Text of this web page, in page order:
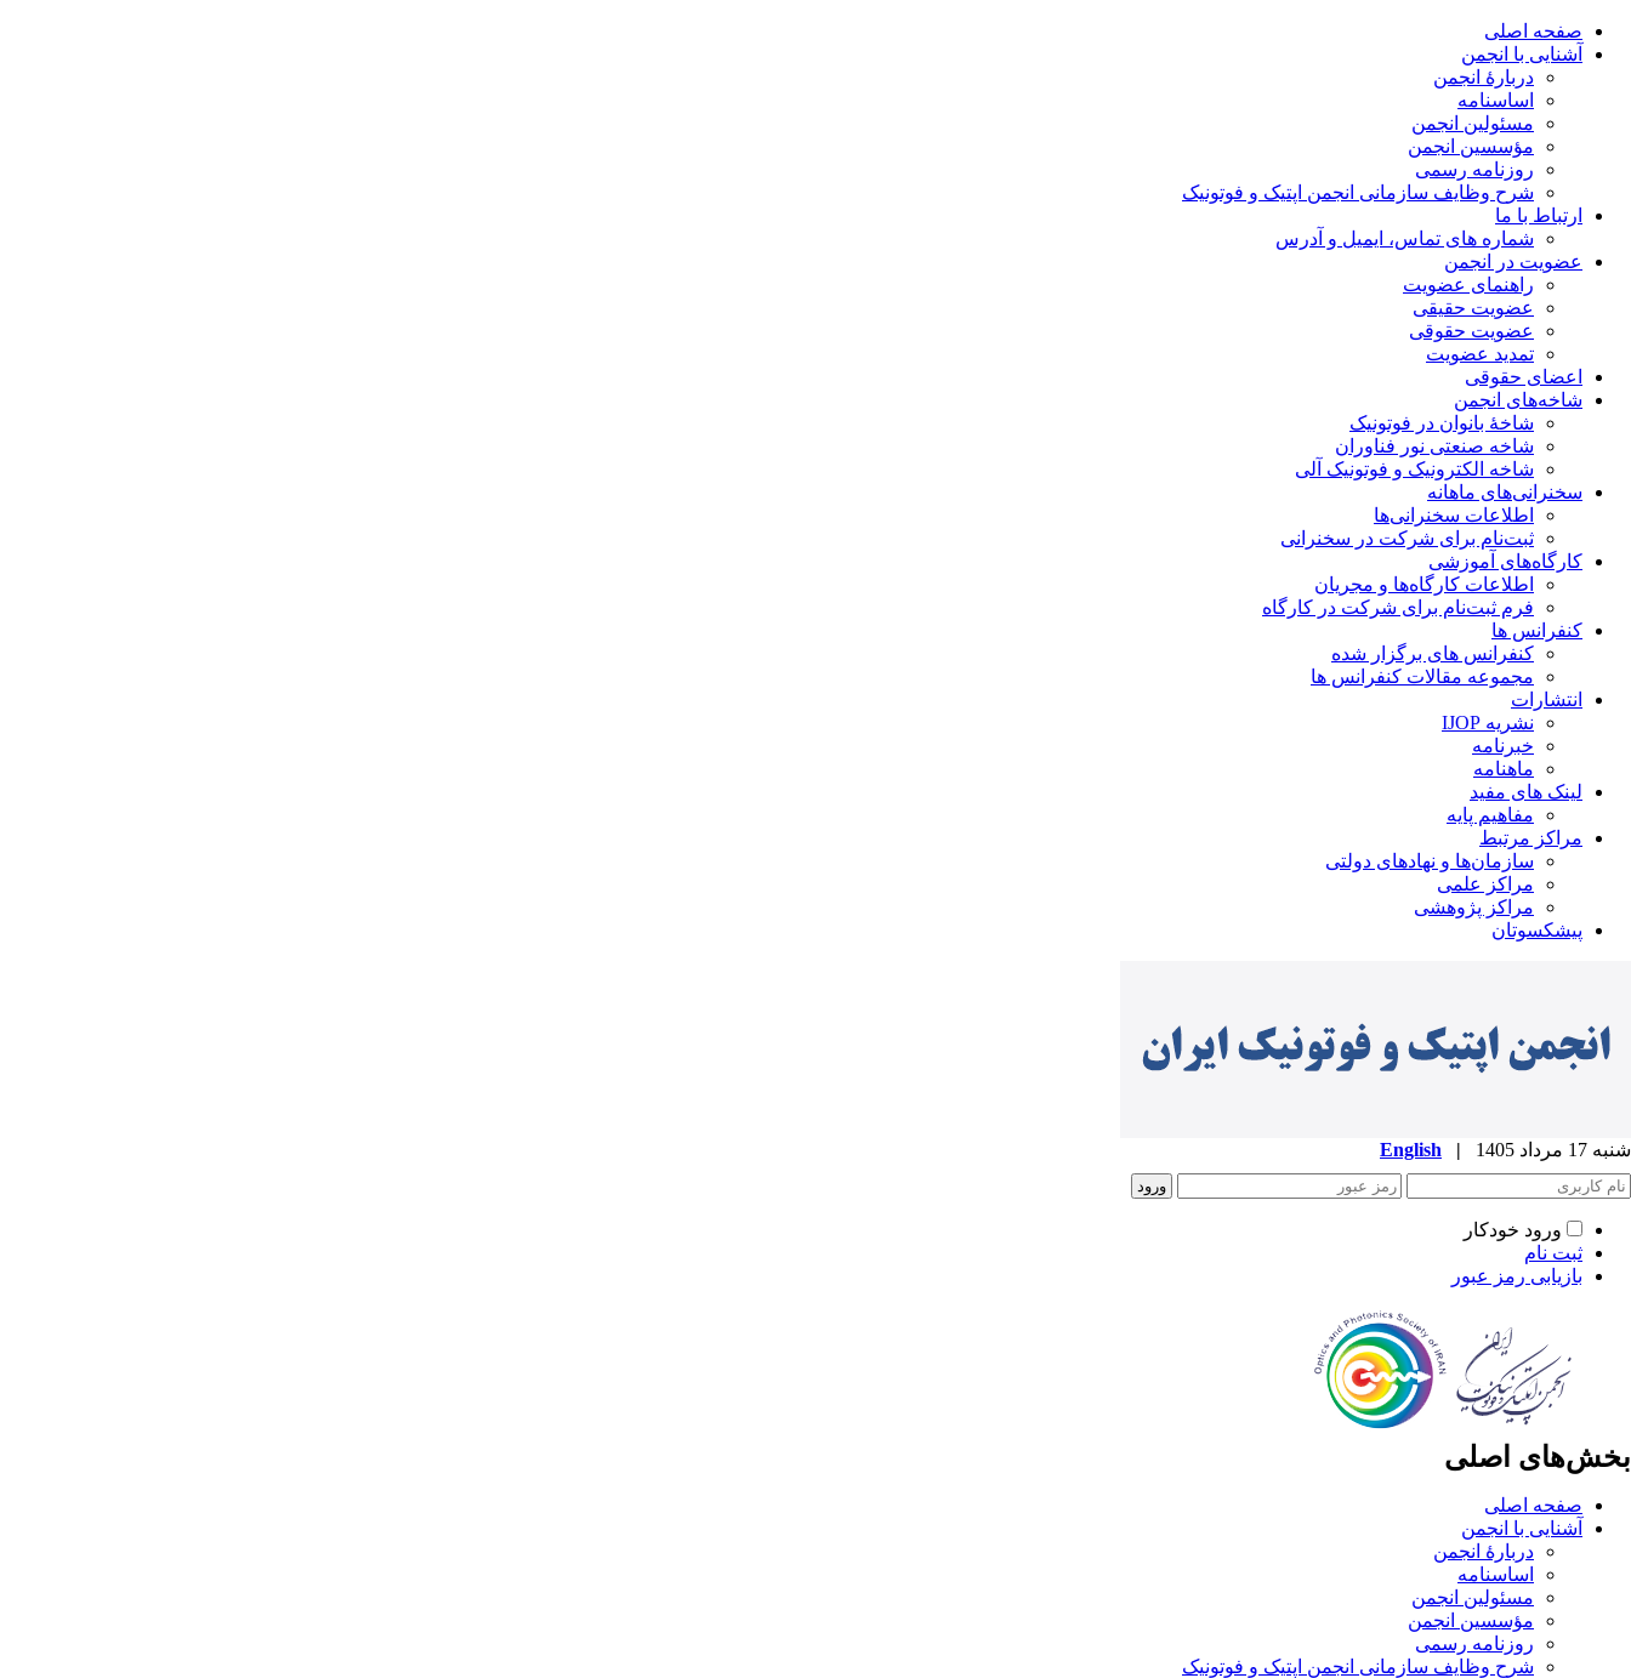
صفحه اصلی
آشنایی با انجمن
دربارۀ انجمن
اساسنامه
مسئولین انجمن
مؤسسین انجمن
روزنامه رسمی
شرح وظایف سازمانی انجمن اپتیک و فوتونیک
ارتباط با ما
شماره های تماس، ایمیل و آدرس
عضویت در انجمن
راهنمای عضویت
عضویت حقیقی
عضویت حقوقی
تمدید عضویت
اعضای حقوقی
شاخه‌های انجمن
شاخۀ بانوان در فوتونیک
شاخه صنعتی نور فناوران
شاخه‌ الکترونیک و فوتونیک آلی
سخنرانی‌های ماهانه
اطلاعات سخنرانی‌‌ها
ثبت‌نام برای شرکت در سخنرانی
کارگاه‌های آموزشی
اطلاعات کارگاه‌ها و مجریان
فرم ثبت‌نام برای شرکت در کارگاه
کنفرانس ها
کنفرانس های برگزار شده
مجموعه مقالات کنفرانس ها
انتشارات
نشریه IJOP
خبرنامه
ماهنامه
لینک های مفید
مفاهیم پایه
مراکز مرتبط
سازمان‌ها و نهادهای دولتی
مراکز علمی
مراکز پژوهشی
پیشکسوتان
شنبه 17 مرداد 1405 |
English
ورود خودکار
ثبت نام
بازیابی رمز عبور
بخش‌های اصلی
صفحه اصلی
آشنایی با انجمن
دربارۀ انجمن
اساسنامه
مسئولین انجمن
مؤسسین انجمن
روزنامه رسمی
شرح وظایف سازمانی انجمن اپتیک و فوتونیک